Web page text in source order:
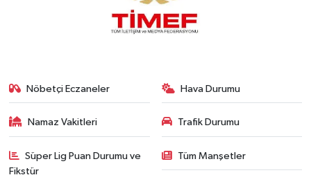
Nöbetçi Eczaneler Hava Durumu
Namaz Vakitleri Trafik Durumu
Süper Lig Puan Durumu ve
Fikstür
Tüm Manşetler